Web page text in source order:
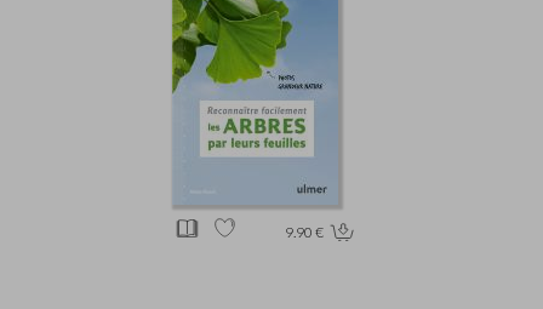
9.90 €